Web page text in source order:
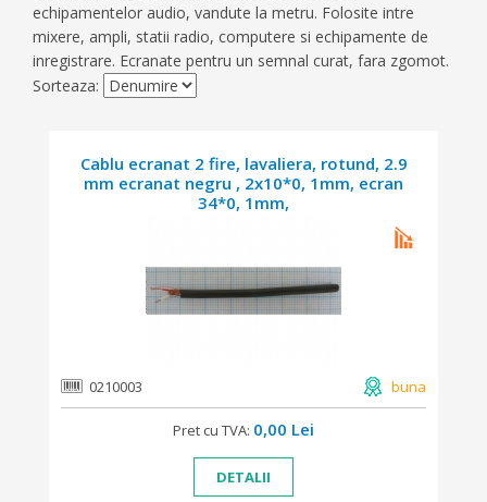
echipamentelor audio, vandute la metru. Folosite intre
mixere, ampli, statii radio, computere si echipamente de
inregistrare. Ecranate pentru un semnal curat, fara zgomot.
Sorteaza:
Cablu ecranat 2 fire, lavaliera, rotund, 2.9
mm ecranat negru , 2x10*0, 1mm, ecran
34*0, 1mm,
0210003 buna
Pret cu TVA: 0,00 Lei
DETALII